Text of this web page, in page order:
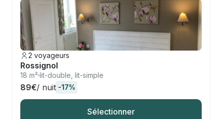
2 voyageurs
Rossignol
18 m² lit-double, lit-simple
89€/ nuit -17%
Sélectionner